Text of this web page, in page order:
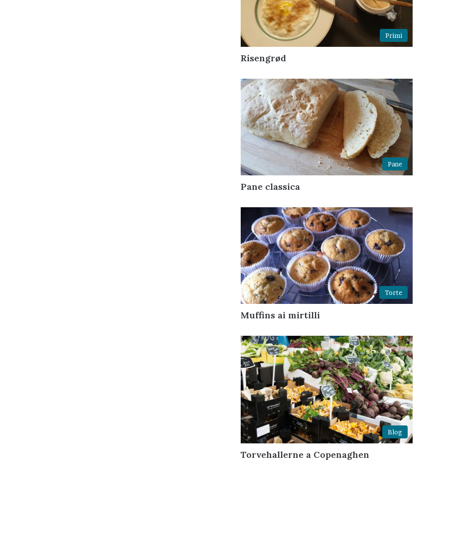
Primi
Risengrød
Pane
Pane classica
Torte
Muffins ai mirtilli
Blog
Torvehallerne a Copenaghen